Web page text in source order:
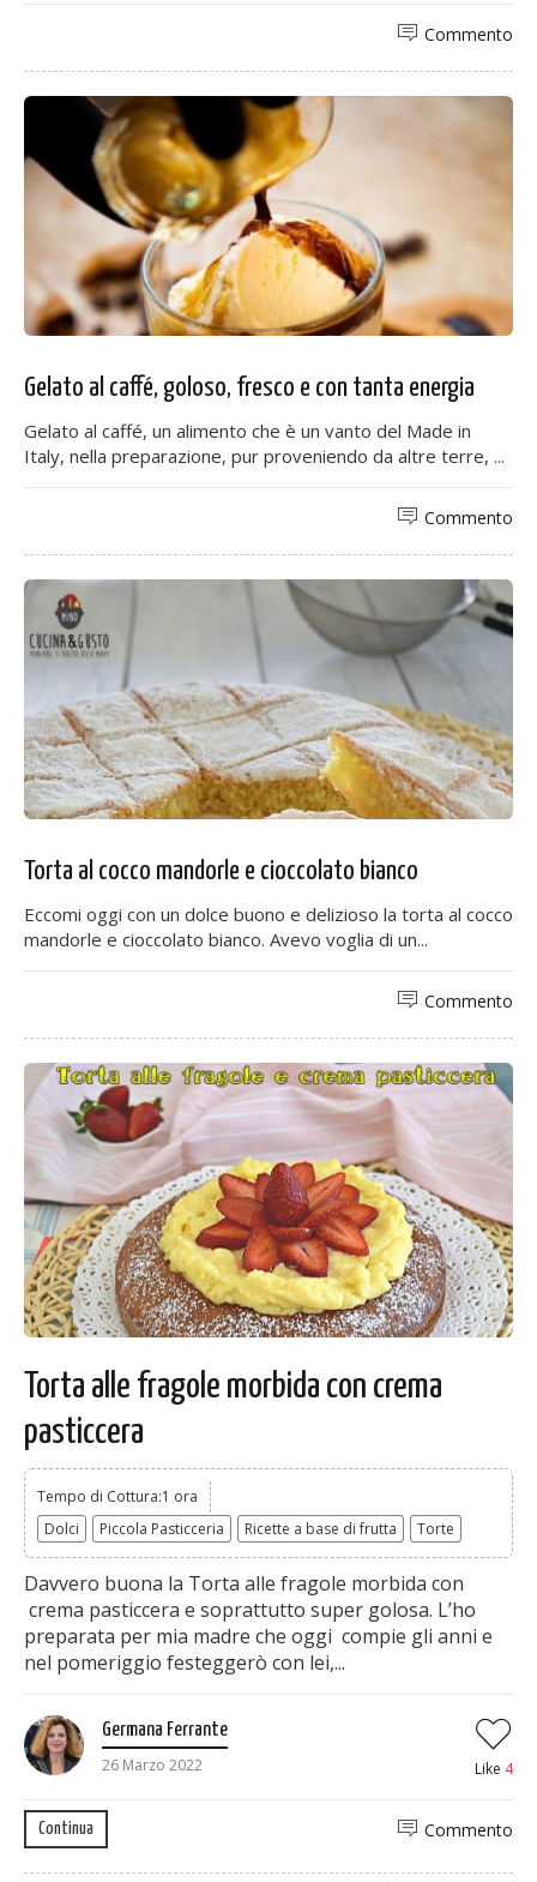
Commento
Gelato al caffé, goloso, fresco e con tanta energia
Gelato al caffé, un alimento che è un vanto del Made in
Italy, nella preparazione, pur proveniendo da altre terre, ...
Commento
Torta al cocco mandorle e cioccolato bianco
Eccomi oggi con un dolce buono e delizioso la torta al cocco
mandorle e cioccolato bianco. Avevo voglia di un...
Commento
Torta alle fragole morbida con crema
pasticcera
Tempo di Cottura:1 ora
Dolci
Piccola Pasticceria Ricette a base di frutta Torte
Davvero buona la Torta alle fragole morbida con
crema pasticcera e soprattutto super golosa. L’ho
preparata per mia madre che oggi compie gli anni e
nel pomeriggio festeggerò con lei,...
Germana Ferrante
26 Marzo 2022
Like 4
Continua Commento